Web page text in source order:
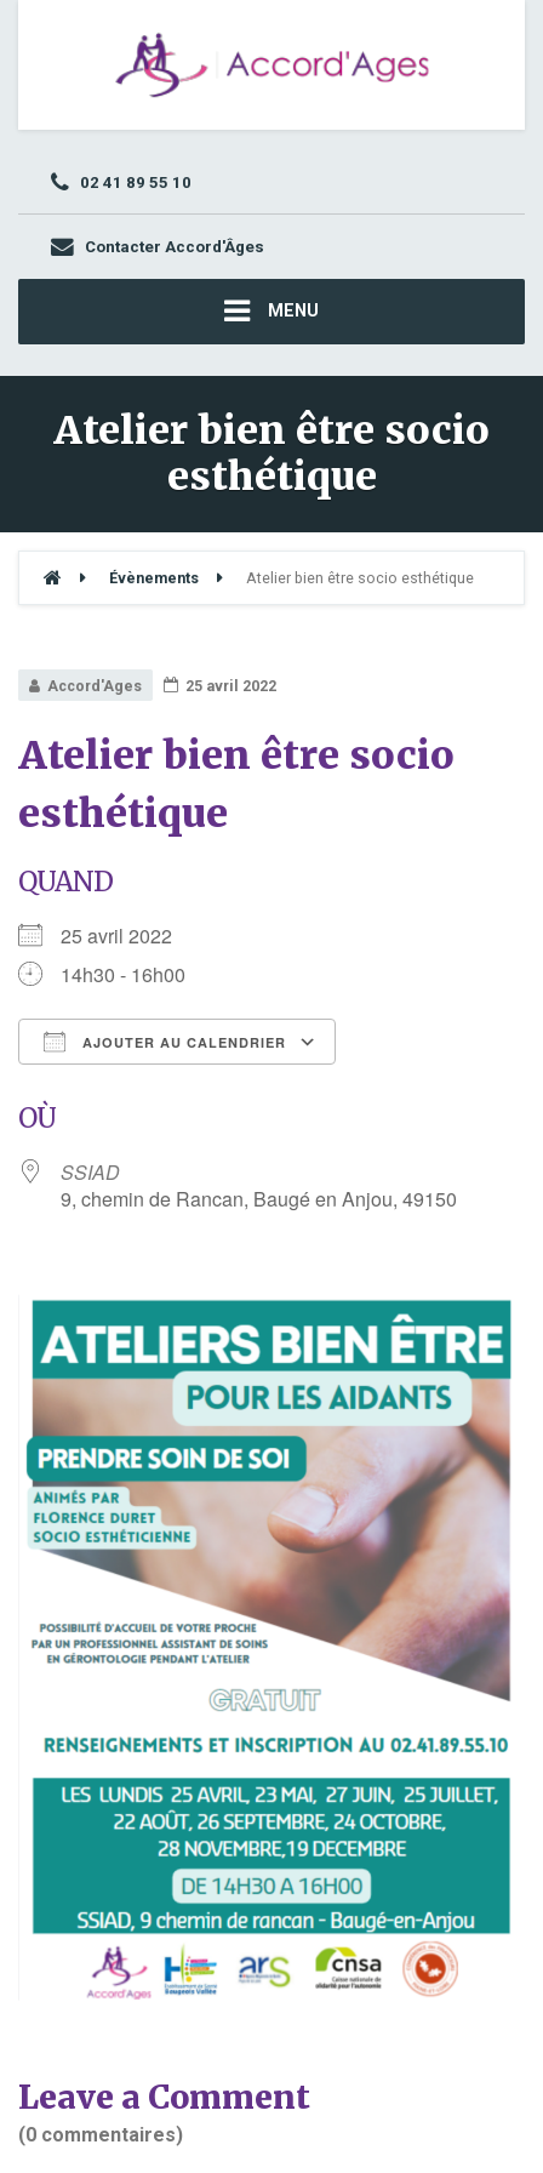
02 41 89 55 10
Contacter Accord'Âges
MENU
Atelier bien être socio
esthétique
Évènements Atelier bien être socio esthétique
Accord'Ages 25 avril 2022
Atelier bien être socio
esthétique
QUAND
25 avril 2022
14h30 - 16h00
AJOUTER AU CALENDRIER
OÙ
SSIAD
9, chemin de Rancan, Baugé en Anjou, 49150
Leave a Comment
(0 commentaires)